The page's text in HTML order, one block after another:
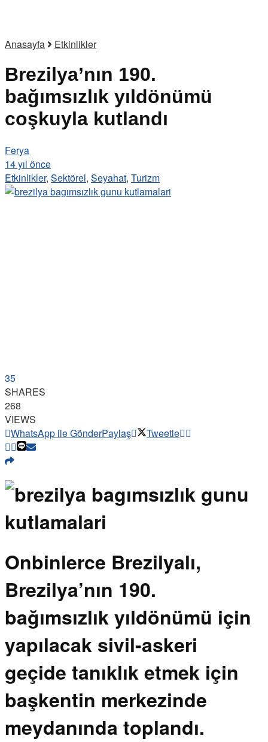
Anasayfa Etkinlikler
Brezilya’nın 190.
bağımsızlık yıldönümü
coşkuyla kutlandı
Ferya
14 yıl önce
Etkinlikler, Sektörel, Seyahat, Turizm
35
SHARES
268
VIEWS
WhatsApp ile GönderPaylaş Tweetle
Onbinlerce Brezilyalı,
Brezilya’nın 190.
bağımsızlık yıldönümü için
yapılacak sivil-askeri
geçide tanıklık etmek için
başkentin merkezinde
meydanında toplandı.